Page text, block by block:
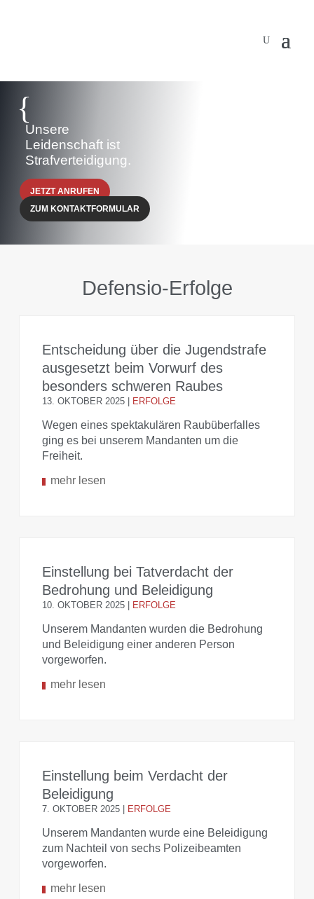
{
Unsere
Leidenschaft ist
Strafverteidigung.
JETZT ANRUFEN
ZUM KONTAKTFORMULAR
Defensio-Erfolge
Entscheidung über die Jugendstrafe
ausgesetzt beim Vorwurf des
besonders schweren Raubes
13. OKTOBER 2025 ERFOLGE
Wegen eines spektakulären Raubüberfalles
ging es bei unserem Mandanten um die
Freiheit.
mehr lesen
Einstellung bei Tatverdacht der
Bedrohung und Beleidigung
10. OKTOBER 2025 ERFOLGE
Unserem Mandanten wurden die Bedrohung
und Beleidigung einer anderen Person
vorgeworfen.
mehr lesen
Einstellung beim Verdacht der
Beleidigung
7. OKTOBER 2025 ERFOLGE
Unserem Mandanten wurde eine Beleidigung
zum Nachteil von sechs Polizeibeamten
vorgeworfen.
mehr lesen